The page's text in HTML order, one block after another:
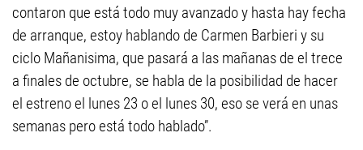
contaron que está todo muy avanzado y hasta hay fecha
de arranque, estoy hablando de Carmen Barbieri y su
ciclo Mañanisima, que pasará a las mañanas de el trece
a finales de octubre, se habla de la posibilidad de hacer
el estreno el lunes 23 o el lunes 30, eso se verá en unas
semanas pero está todo hablado”.